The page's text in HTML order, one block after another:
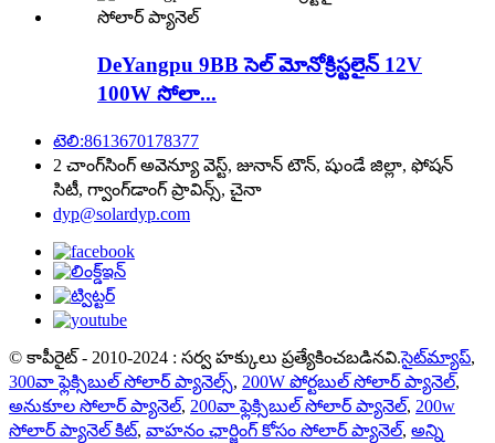
DeYangpu 9BB సెల్ మోనోక్రిస్టలైన్ 12V
100W సోలా...
టెలి:8613670178377
2 చాంగ్‌సింగ్ అవెన్యూ వెస్ట్, జునాన్ టౌన్, షుండే జిల్లా, ఫోషన్
సిటీ, గ్వాంగ్‌డాంగ్ ప్రావిన్స్, చైనా
dyp@solardyp.com
© కాపీరైట్ - 2010-2024 : సర్వ హక్కులు ప్రత్యేకించబడినవి.సైట్‌మ్యాప్,
300వా ఫ్లెక్సిబుల్ సోలార్ ప్యానెల్స్, 200W పోర్టబుల్ సోలార్ ప్యానెల్,
అనుకూల సోలార్ ప్యానెల్, 200వా ఫ్లెక్సిబుల్ సోలార్ ప్యానెల్, 200w
సోలార్ ప్యానెల్ కిట్, వాహనం ఛార్జింగ్ కోసం సోలార్ ప్యానెల్, అన్ని